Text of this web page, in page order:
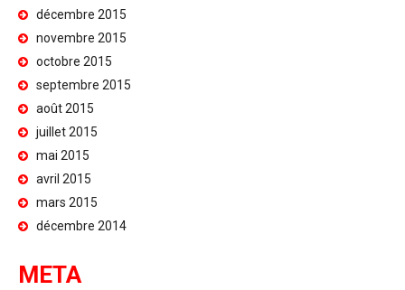
décembre 2015
novembre 2015
octobre 2015
septembre 2015
août 2015
juillet 2015
mai 2015
avril 2015
mars 2015
décembre 2014
META